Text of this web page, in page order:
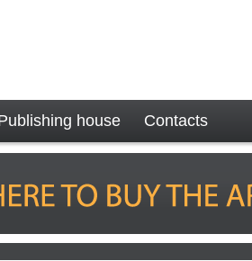
house Contacts